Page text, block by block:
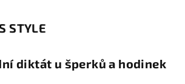
STYLE
diktát u šperků a hodinek